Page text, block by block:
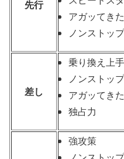
先行
アガッてきた
ノンストッ
差し
乗り換え上手
ノンストッ
アガッてきた
独占力
強攻策